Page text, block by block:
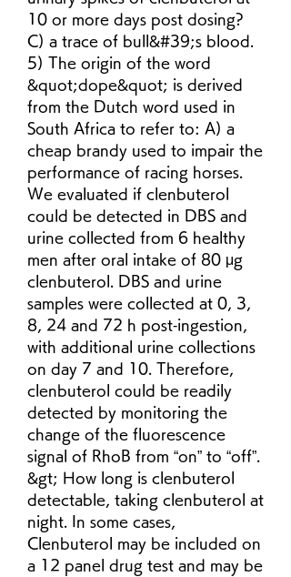
10 or more days post dosing?
C) a trace of bull&#39;s blood.
5) The origin of the word
&quot;dope&quot; is derived
from the Dutch word used in
South Africa to refer to: A) a
cheap brandy used to impair the
performance of racing horses.
We evaluated if clenbuterol
could be detected in DBS and
urine collected from 6 healthy
men after oral intake of 80 μg
clenbuterol. DBS and urine
samples were collected at 0, 3,
8, 24 and 72 h post‐ingestion,
with additional urine collections
on day 7 and 10. Therefore,
clenbuterol could be readily
detected by monitoring the
change of the fluorescence
signal of RhoB from “on” to “off”.
&gt; How long is clenbuterol
detectable, taking clenbuterol at
night. In some cases,
Clenbuterol may be included on
a 12 panel drug test and may be